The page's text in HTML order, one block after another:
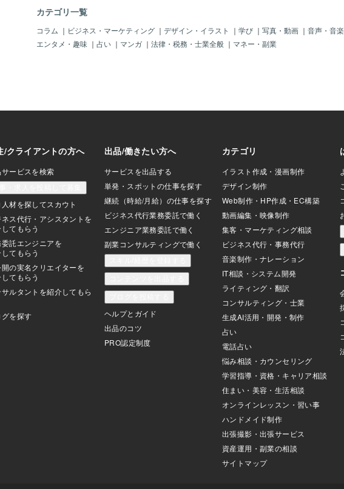
はスクレイピングのプロジェクトではよ
く選ばれる技術です。これらはかなり強
力技術で、スクレイピング需要を確実に
満たすといえます。バックグラウンドや
並行実行なども可能で、他システムとの
能ですので、サービスの延長ですぐに覚
えることができます。ビジネス用途にお
いては、保守運用の要員がデータを
を使えば、あっという間に登録完了！②
ログインして質問してみるアカウント作
成後は、画面のチャット欄に質問や依頼
使い方旅行プランの作成：目的地や予算
に合わせた旅行計画を提案。レシピ提
案：冷蔵庫の材料から作れる料
カテゴリ一覧
コラム ｜ ビジネス・マーケティング ｜ デザイン・イラスト ｜ 学び ｜ 写真・動画 ｜ 音声・音楽
エンタメ・趣味 ｜ 占い ｜ マンガ ｜ 法律・税務・士業全般 ｜ マネー・副業